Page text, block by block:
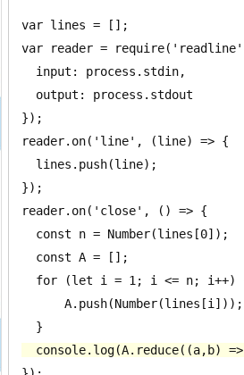
var lines = [];
var reader =
});
reader.on('line', (line) => {
});
reader.on('close', () => {
console.log(A.reduce((a,b)